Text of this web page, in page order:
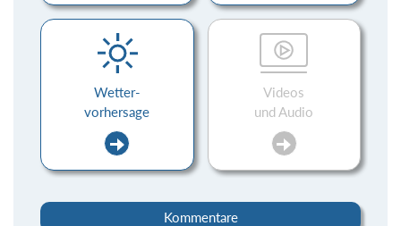
Wetter-
vorhersage
Videos
und Audio
Kommentare